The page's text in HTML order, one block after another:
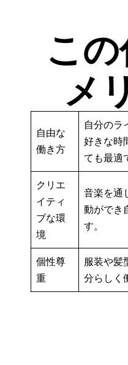
こ
メ
自由な
働き方
自分のラ
好きな時
ても最適
クリエ
イティ
ブな環
境
音楽を通
動ができ
す。
個性尊
重
服装や髪
分らしく